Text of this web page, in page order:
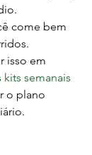
come bem
isso em
semanais
o plano